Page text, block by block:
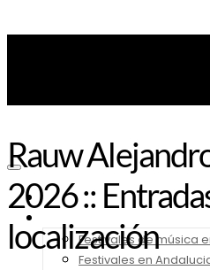
Noticias
Festivales de música
Festivales en
Rauw
2026 ::
localización